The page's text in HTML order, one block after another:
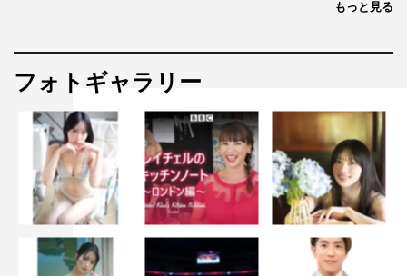
もっと見る
フォトギャラリー